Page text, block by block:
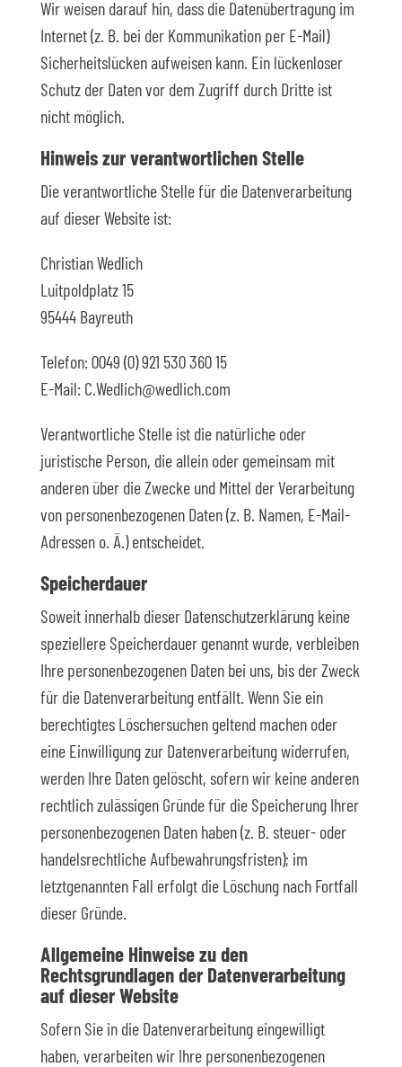
Wir weisen darauf hin, dass die Datenübertragung im
Internet (z. B. bei der Kommunikation per E-Mail)
Sicherheitslücken aufweisen kann. Ein lückenloser
Schutz der Daten vor dem Zugriff durch Dritte ist
nicht möglich.
Hinweis zur verantwortlichen Stelle
Die verantwortliche Stelle für die Datenverarbeitung
auf dieser Website ist:
Christian Wedlich
Luitpoldplatz 15
95444 Bayreuth
Telefon: 0049 (0) 921 530 360 15
E-Mail: C.Wedlich@wedlich.com
Verantwortliche Stelle ist die natürliche oder
juristische Person, die allein oder gemeinsam mit
anderen über die Zwecke und Mittel der Verarbeitung
von personenbezogenen Daten (z. B. Namen, E-Mail-
Adressen o. Ä.) entscheidet.
Speicherdauer
Soweit innerhalb dieser Datenschutzerklärung keine
speziellere Speicherdauer genannt wurde, verbleiben
Ihre personenbezogenen Daten bei uns, bis der Zweck
für die Datenverarbeitung entfällt. Wenn Sie ein
berechtigtes Löschersuchen geltend machen oder
eine Einwilligung zur Datenverarbeitung widerrufen,
werden Ihre Daten gelöscht, sofern wir keine anderen
rechtlich zulässigen Gründe für die Speicherung Ihrer
personenbezogenen Daten haben (z. B. steuer- oder
handelsrechtliche Aufbewahrungsfristen); im
letztgenannten Fall erfolgt die Löschung nach Fortfall
dieser Gründe.
Allgemeine Hinweise zu den
Rechtsgrundlagen der Datenverarbeitung
auf dieser Website
Sofern Sie in die Datenverarbeitung eingewilligt
haben, verarbeiten wir Ihre personenbezogenen